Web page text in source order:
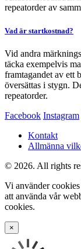
repeatorder av
Vad är startkostnad?
Vid andra
täcka exempelvis
framtagandet av ett
översättas i stygn.
repeatorder.
Facebook Instagram
Kontakt
Allmänna
© 2026. All rights
Vi använder
att använda vår
cookies.
×